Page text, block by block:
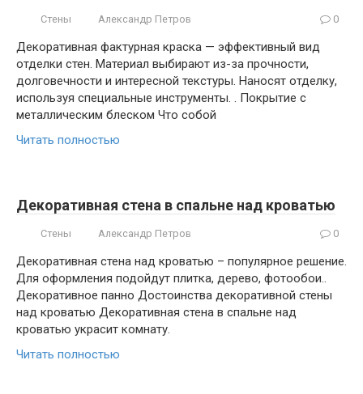
Стены Александр Петров 0
Декоративная фактурная краска — эффективный вид
отделки стен. Материал выбирают из-за прочности,
долговечности и интересной текстуры. Наносят отделку,
используя специальные инструменты. . Покрытие с
металлическим блеском Что собой
Читать полностью
Декоративная стена в спальне над кроватью
Стены Александр Петров 0
Декоративная стена над кроватью – популярное решение.
Для оформления подойдут плитка, дерево, фотообои..
Декоративное панно Достоинства декоративной стены
над кроватью Декоративная стена в спальне над
кроватью украсит комнату.
Читать полностью